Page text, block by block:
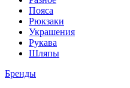
Пояса
Рюкзаки
Украшения
Рукава
Шляпы
Бренды